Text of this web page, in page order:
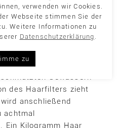
einem Weg, mit den
Gutes zu tun und
Vorbildfunktion hat für
„Coiffeure Justes“
der die Haare
diese zu Rollen bindet
Gewässern
des Haarfilters zieht
anschließend
Ein Kilogramm Haar
verwenden wir Cookies.
Webseite stimmen Sie der
Weitere Informationen zu
Datenschutzerklärung .
zu